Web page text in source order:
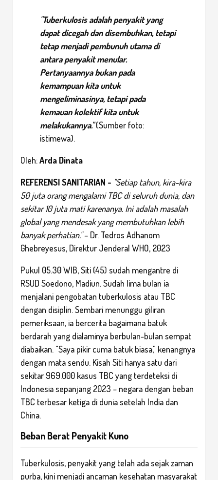
"Tuberkulosis adalah penyakit yang
dapat dicegah dan disembuhkan, tetapi
tetap menjadi pembunuh utama di
antara penyakit menular.
Pertanyaannya bukan pada
kemampuan kita untuk
mengeliminasinya, tetapi pada
kemauan kolektif kita untuk
melakukannya." (Sumber foto:
istimewa).
Oleh:Arda Dinata
REFERENSI SANITARIAN - "Setiap tahun, kira-kira
50 juta orang mengalami TBC di seluruh dunia, dan
sekitar 10 juta mati karenanya. Ini adalah masalah
global yang mendesak yang membutuhkan lebih
banyak perhatian."– Dr. Tedros Adhanom
Ghebreyesus, Direktur Jenderal WHO, 2023
Pukul 05.30 WIB, Siti (45) sudah mengantre di
RSUD Soedono, Madiun. Sudah lima bulan ia
menjalani pengobatan tuberkulosis atau TBC
dengan disiplin. Sembari menunggu giliran
pemeriksaan, ia bercerita bagaimana batuk
berdarah yang dialaminya berbulan-bulan sempat
diabaikan. "Saya pikir cuma batuk biasa," kenangnya
dengan mata sendu. Kisah Siti hanya satu dari
sekitar 969.000 kasus TBC yang terdeteksi di
Indonesia sepanjang 2023 – negara dengan beban
TBC terbesar ketiga di dunia setelah India dan
China.
Beban Berat Penyakit Kuno
Tuberkulosis, penyakit yang telah ada sejak zaman
purba, kini menjadi ancaman kesehatan masyarakat